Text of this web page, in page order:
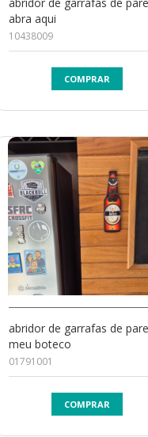
abra aqui
10438009
COMPRAR
abridor de garrafas de
meu boteco
01791001
COMPRAR